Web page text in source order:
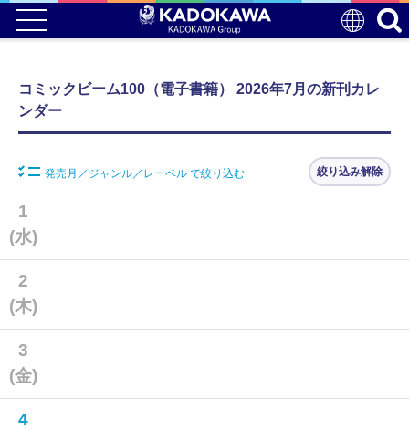
コミックビーム100（電子書籍） 2026年7月の新刊カレ
ンダー
発売月／ジャンル／レーベル で絞り込む 絞り込み解除
1
(水)
2
(木)
3
(金)
4